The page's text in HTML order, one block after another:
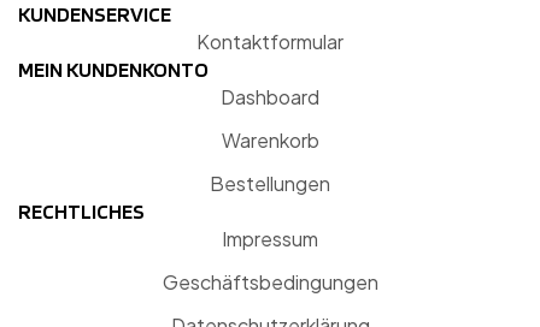
KUNDENSERVICE
Kontaktformular
MEIN KUNDENKONTO
Dashboard
Warenkorb
Bestellungen
RECHTLICHES
Impressum
Geschäftsbedingungen